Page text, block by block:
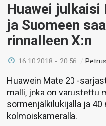
Huawei
ja Suomeen
rinnalleen X:n
16.10.2018 - 20:56 /
Huawein Mate 20 -
malli, joka on varustettu
sormenjälkilukijalla ja 40
kolmoiskameralla.